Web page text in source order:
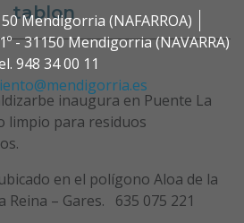
Mendigorria (NAFARROA)
- 31150 Mendigorria (NAVARRA)
948 34 00 11
tablon
inaugura en Puente La
limpio para residuos
en el polígono Aloa de la
Reina – Gares. 635 075 221